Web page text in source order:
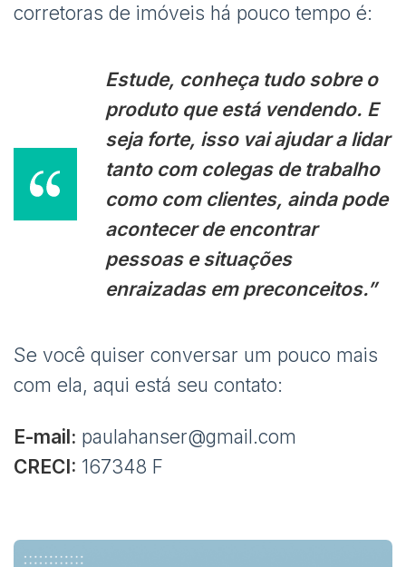
corretoras de imóveis há pouco tempo é:
Estude, conheça tudo sobre o
produto que está vendendo. E
seja forte, isso vai ajudar a lidar
tanto com colegas de trabalho
como com clientes, ainda pode
acontecer de encontrar
pessoas e situações
enraizadas em preconceitos.”
Se você quiser conversar um pouco mais
com ela, aqui está seu contato:
E-mail: paulahanser@gmail.com
CRECI: 167348 F